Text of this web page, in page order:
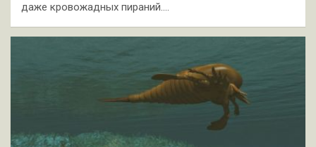
даже кровожадных пираний.…